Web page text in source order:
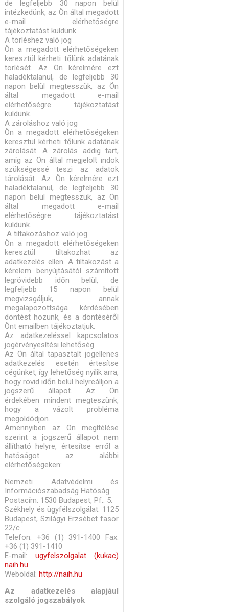
de legfeljebb 30 napon belül
intézkedünk, az Ön által megadott
e-mail elérhetőségre
tájékoztatást küldünk.
A törléshez való jog
Ön a megadott elérhetőségeken
keresztül kérheti tőlünk adatának
törlését. Az Ön kérelmére ezt
haladéktalanul, de legfeljebb 30
napon belül megtesszük, az Ön
által megadott e-mail
elérhetőségre tájékoztatást
küldünk.
A zároláshoz való jog
Ön a megadott elérhetőségeken
keresztül kérheti tőlünk adatának
zárolását. A zárolás addig tart,
amíg az Ön által megjelölt indok
szükségessé teszi az adatok
tárolását. Az Ön kérelmére ezt
haladéktalanul, de legfeljebb 30
napon belül megtesszük, az Ön
által megadott e-mail
elérhetőségre tájékoztatást
küldünk.
A tiltakozáshoz való jog
Ön a megadott elérhetőségeken
keresztül tiltakozhat az
adatkezelés ellen. A tiltakozást a
kérelem benyújtásától számított
legrövidebb időn belül, de
legfeljebb 15 napon belül
megvizsgáljuk, annak
megalapozottsága kérdésében
döntést hozunk, és a döntéséről
Önt emailben tájékoztatjuk.
Az adatkezeléssel kapcsolatos
jogérvényesítési lehetőség
Az Ön által tapasztalt jogellenes
adatkezelés esetén értesítse
cégünket, így lehetőség nyílik arra,
hogy rövid időn belül helyreálljon a
jogszerű állapot. Az Ön
érdekében mindent megteszünk,
hogy a vázolt probléma
megoldódjon.
Amennyiben az Ön megítélése
szerint a jogszerű állapot nem
állítható helyre, értesítse erről a
hatóságot az alábbi
elérhetőségeken:
Nemzeti Adatvédelmi és
Információszabadság Hatóság
Postacím: 1530 Budapest, Pf.: 5.
Székhely és ügyfélszolgálat: 1125
Budapest, Szilágyi Erzsébet fasor
22/c
Telefon: +36 (1) 391-1400 Fax:
+36 (1) 391-1410
E-mail: ugyfelszolgalat (kukac)
naih.hu
Weboldal: http://naih.hu
Az adatkezelés alapjául
szolgáló jogszabályok